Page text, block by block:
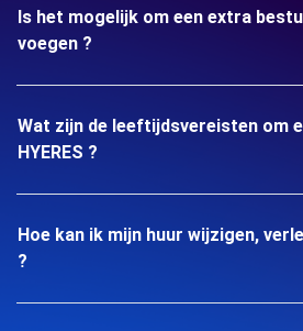
Is het mogelijk om een extra
voegen ?
Wat zijn de leeftijdsvereisten om
HYERES ?
Hoe kan ik mijn huur wijzigen,
?